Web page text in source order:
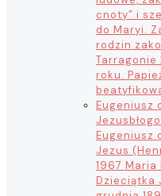
cnoty” i
do Maryi.
rodzin
Tarragonie
roku.
Eugeniusz
Jezus
Eugeniusz
Jezus
1967 Maria
Dzieciątka